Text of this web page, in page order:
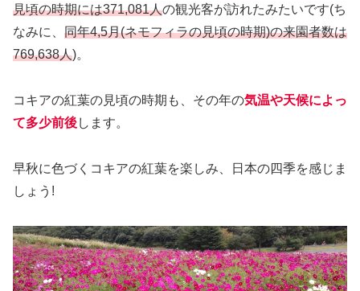
見頃の時期には371,081人の観光客が訪れたみたいです(ち
なみに、 同年4,5月(ネモフィラの見頃の時期)の来園者数は
769,638人)。
コキアの紅葉の見頃の時期も、その年の気温や天候によっ
て多少前後します。
早秋に色づくコキアの紅葉を楽しみ、日本の四季を感じま
しょう!